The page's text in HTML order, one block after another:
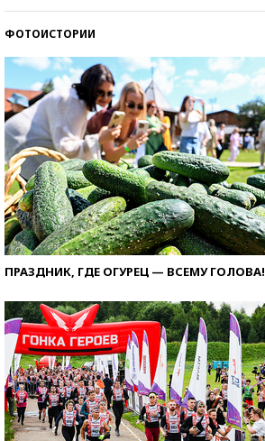
ФОТОИСТОРИИ
ПРАЗДНИК, ГДЕ ОГУРЕЦ — ВСЕМУ ГОЛОВА!